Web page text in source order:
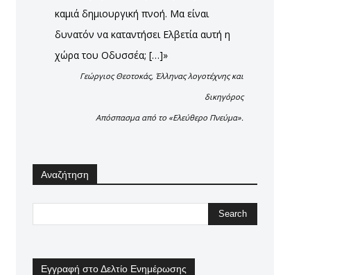
καμιά δημιουργική πνοή. Μα είναι
δυνατόν να καταντήσει Ελβετία αυτή η
χώρα του Οδυσσέα; […]»
Γεώργιος Θεοτοκάς, Έλληνας λογοτέχνης και
δικηγόρος
Απόσπασμα από το «Ελεύθερο Πνεύμα».
Αναζήτηση
Εγγραφή στο Δελτίο Ενημέρωσης